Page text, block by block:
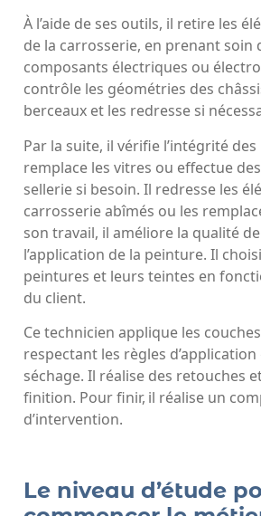
À l’aide de ses outils, il retire les
de la carrosserie, en prenant soin
composants électriques ou
contrôle les géométries des
berceaux et les redresse si
Par la suite, il vérifie l’intégrité
remplace les vitres ou effectue
sellerie si besoin. Il redresse les
carrosserie abîmés ou les
son travail, il améliore la qualité
l’application de la peinture. Il
peintures et leurs teintes en
du client.
Ce technicien applique les
respectant les règles
séchage. Il réalise des retouches
finition. Pour finir, il réalise un
d’intervention.
Le niveau d’étude